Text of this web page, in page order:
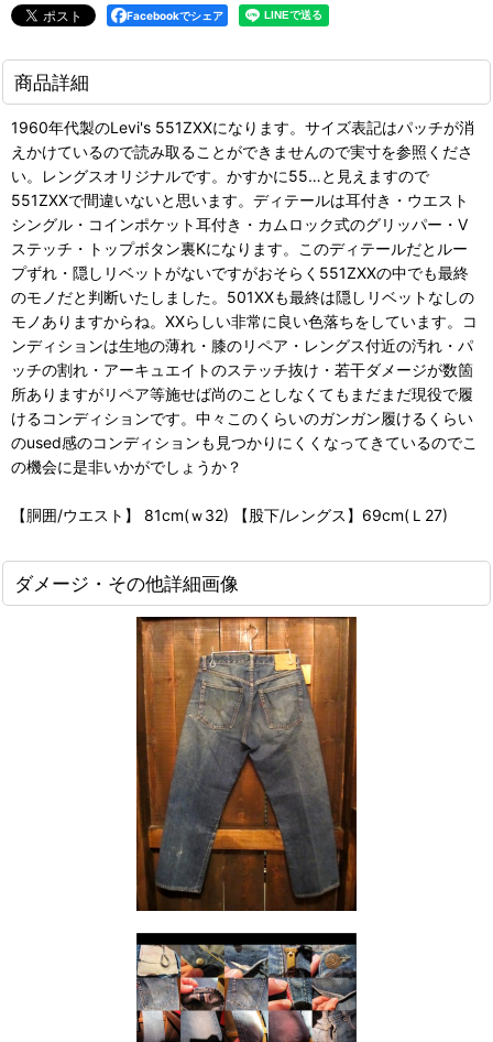
Facebookでシェア
商品詳細
1960年代製のLevi's 551ZXXになります。サイズ表記はパッチが消
えかけているので読み取ることができませんので実寸を参照くださ
い。レングスオリジナルです。かすかに55…と見えますので
551ZXXで間違いないと思います。ディテールは耳付き・ウエスト
シングル・コインポケット耳付き・カムロック式のグリッパー・V
ステッチ・トップボタン裏Kになります。このディテールだとルー
プずれ・隠しリベットがないですがおそらく551ZXXの中でも最終
のモノだと判断いたしました。501XXも最終は隠しリベットなしの
モノありますからね。XXらしい非常に良い色落ちをしています。コ
ンディションは生地の薄れ・膝のリペア・レングス付近の汚れ・パ
ッチの割れ・アーキュエイトのステッチ抜け・若干ダメージが数箇
所ありますがリペア等施せば尚のことしなくてもまだまだ現役で履
けるコンディションです。中々このくらいのガンガン履けるくらい
のused感のコンディションも見つかりにくくなってきているのでこ
の機会に是非いかがでしょうか？
【胴囲/ウエスト】 81cm(ｗ32) 【股下/レングス】69cm(Ｌ27)
ダメージ・その他詳細画像